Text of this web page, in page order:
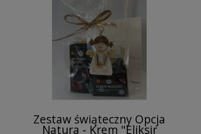
Zestaw świąteczny Opcja
Natura - Krem "Eliksir